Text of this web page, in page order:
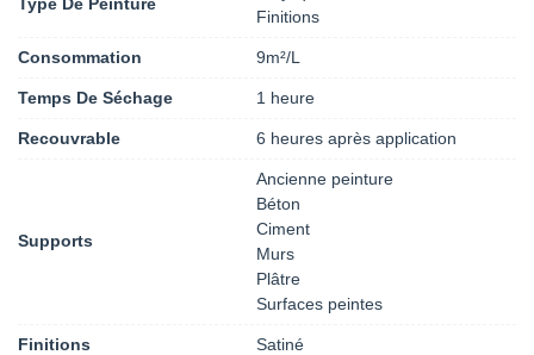
Type De Peinture
Finitions
Consommation 9m²/L
Temps De Séchage 1 heure
Recouvrable 6 heures après application
Supports
Ancienne peinture
Béton
Ciment
Murs
Plâtre
Surfaces peintes
Finitions Satiné